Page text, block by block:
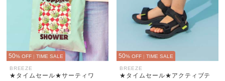
50% OFF | TIME SALE
BREEZE
★タイムセール★サーティワ
50% OFF | TIME SALE
BREEZE
★タイムセール★アクティブテ